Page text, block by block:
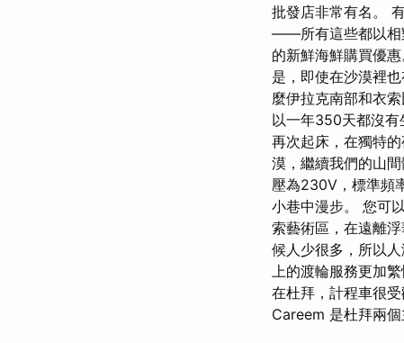
批發店非常有名。
——所有這些都以相
的新鮮海鮮購買優
是，即使在沙漠裡
麼伊拉克南部和衣
以一年350天都沒有
再次起床，在獨特
漠，繼續我們的山
壓為230V，標準頻
小巷中漫步。 您可
索藝術區，在遠離
候人少很多，所以
上的渡輪服務更加
在杜拜，計程車很
Careem 是杜拜兩個